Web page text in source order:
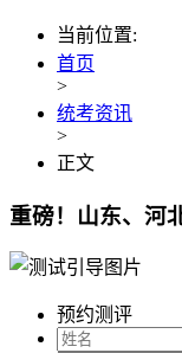
当前位置:
首页
>
统考资讯
>
正文
重磅！山东、河
预约测评